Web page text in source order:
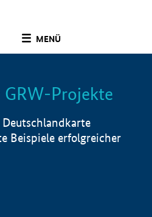
MENÜ
Info
Projekte
Beispiele erfolgreicher